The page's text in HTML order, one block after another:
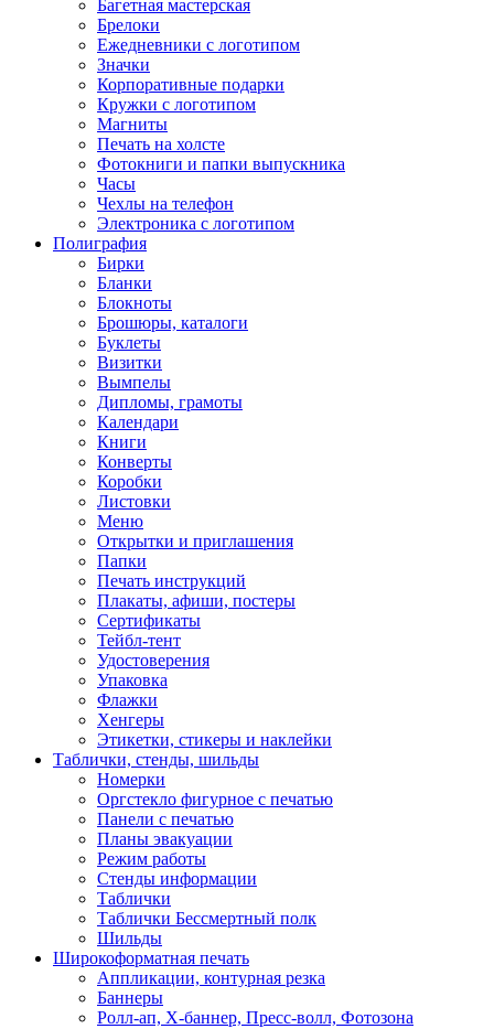
Багетная мастерская
Брелоки
Ежедневники с логотипом
Значки
Корпоративные подарки
Кружки с логотипом
Магниты
Печать на холсте
Фотокниги и папки выпускника
Часы
Чехлы на телефон
Электроника с логотипом
Полиграфия
Бирки
Бланки
Блокноты
Брошюры, каталоги
Буклеты
Визитки
Вымпелы
Дипломы, грамоты
Календари
Книги
Конверты
Коробки
Листовки
Меню
Открытки и приглашения
Папки
Печать инструкций
Плакаты, афиши, постеры
Сертификаты
Тейбл-тент
Удостоверения
Упаковка
Флажки
Хенгеры
Этикетки, стикеры и наклейки
Таблички, стенды, шильды
Номерки
Оргстекло фигурное с печатью
Панели с печатью
Планы эвакуации
Режим работы
Стенды информации
Таблички
Таблички Бессмертный полк
Шильды
Широкоформатная печать
Аппликации, контурная резка
Баннеры
Ролл-ап, X-баннер, Пресс-волл, Фотозона